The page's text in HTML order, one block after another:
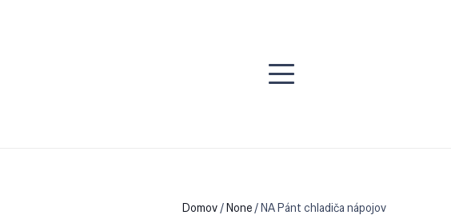
Domov/None/ NA Pánt chladiča nápojov